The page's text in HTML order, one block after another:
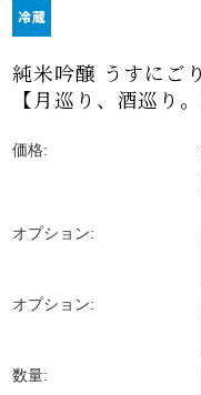
純米吟醸 うすにご
【月巡り、酒巡り
価格:
オプション:
オプション:
数量: